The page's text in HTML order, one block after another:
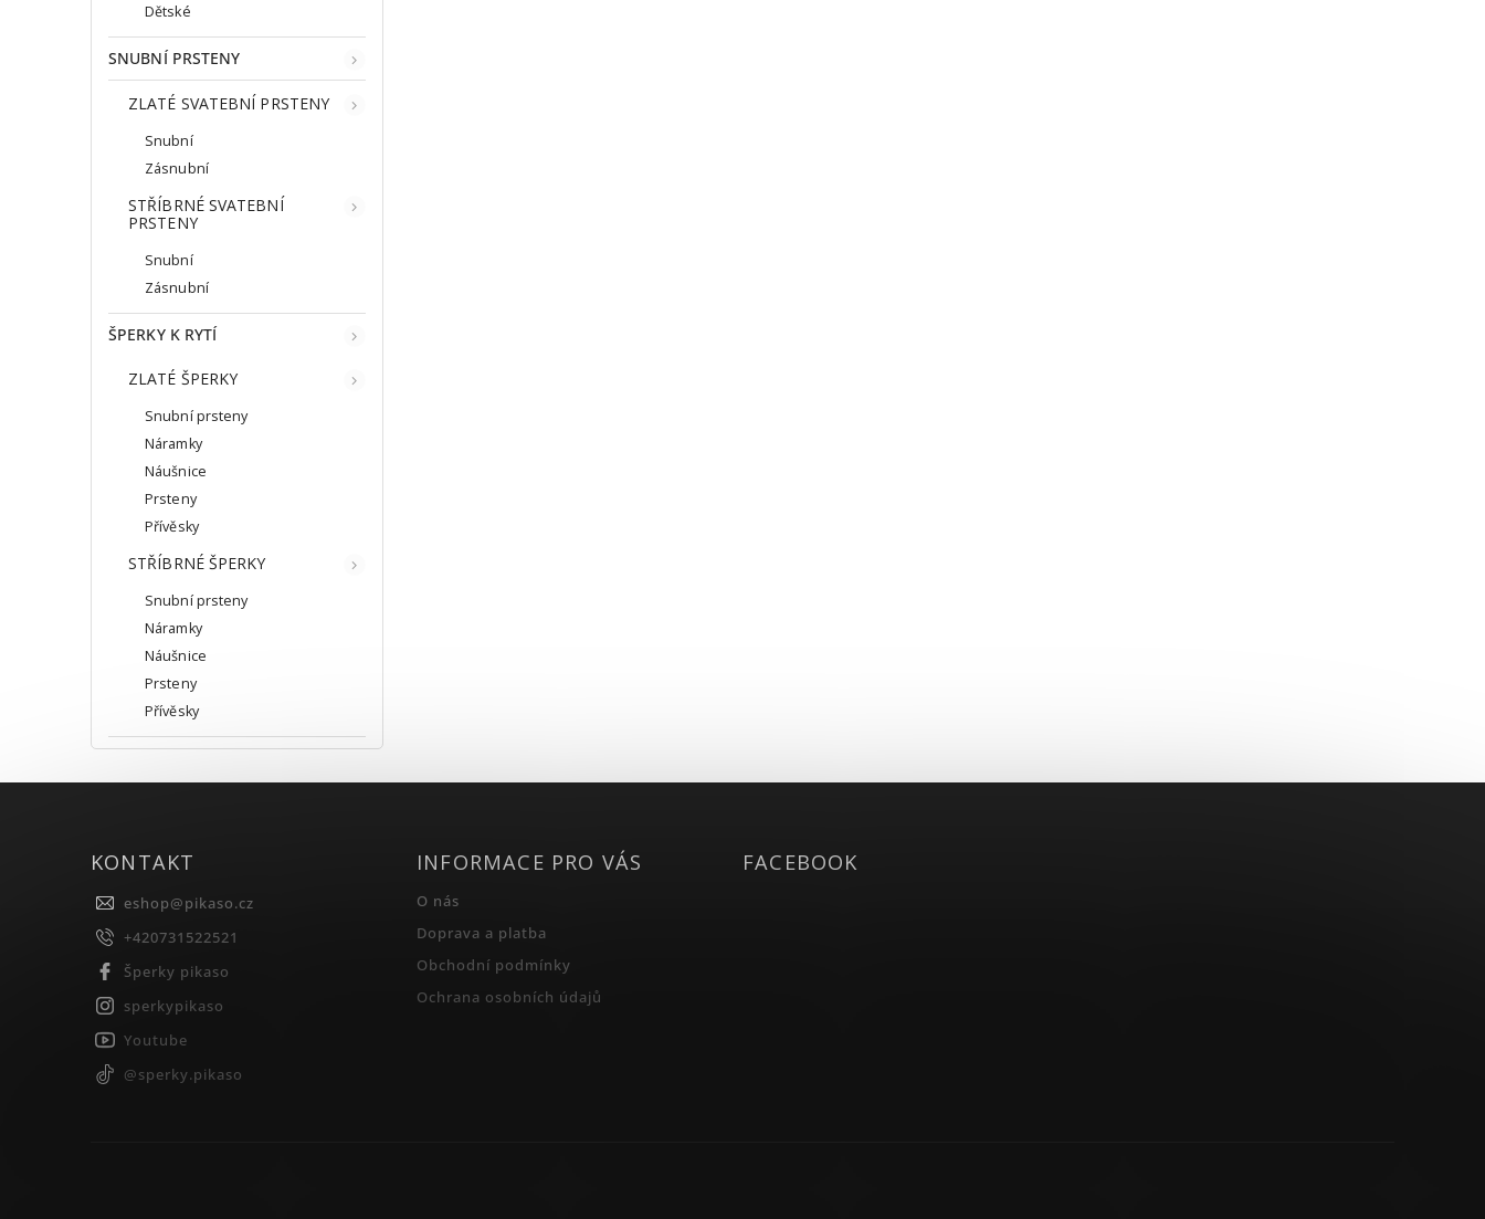
Dětské
SNUBNÍ PRSTENY
ZLATÉ SVATEBNÍ PRSTENY
Snubní
Zásnubní
STŘÍBRNÉ SVATEBNÍ
PRSTENY
Snubní
Zásnubní
ŠPERKY K RYTÍ
ZLATÉ ŠPERKY
Snubní prsteny
Náramky
Náušnice
Prsteny
Přívěsky
STŘÍBRNÉ ŠPERKY
Snubní prsteny
Náramky
Náušnice
Prsteny
Přívěsky
KONTAKT
eshop@pikaso.cz
+420731522521
Šperky pikaso
sperkypikaso
Youtube
@sperky.pikaso
INFORMACE PRO VÁS
O nás
Doprava a platba
Obchodní podmínky
Ochrana osobních údajů
FACEBOOK